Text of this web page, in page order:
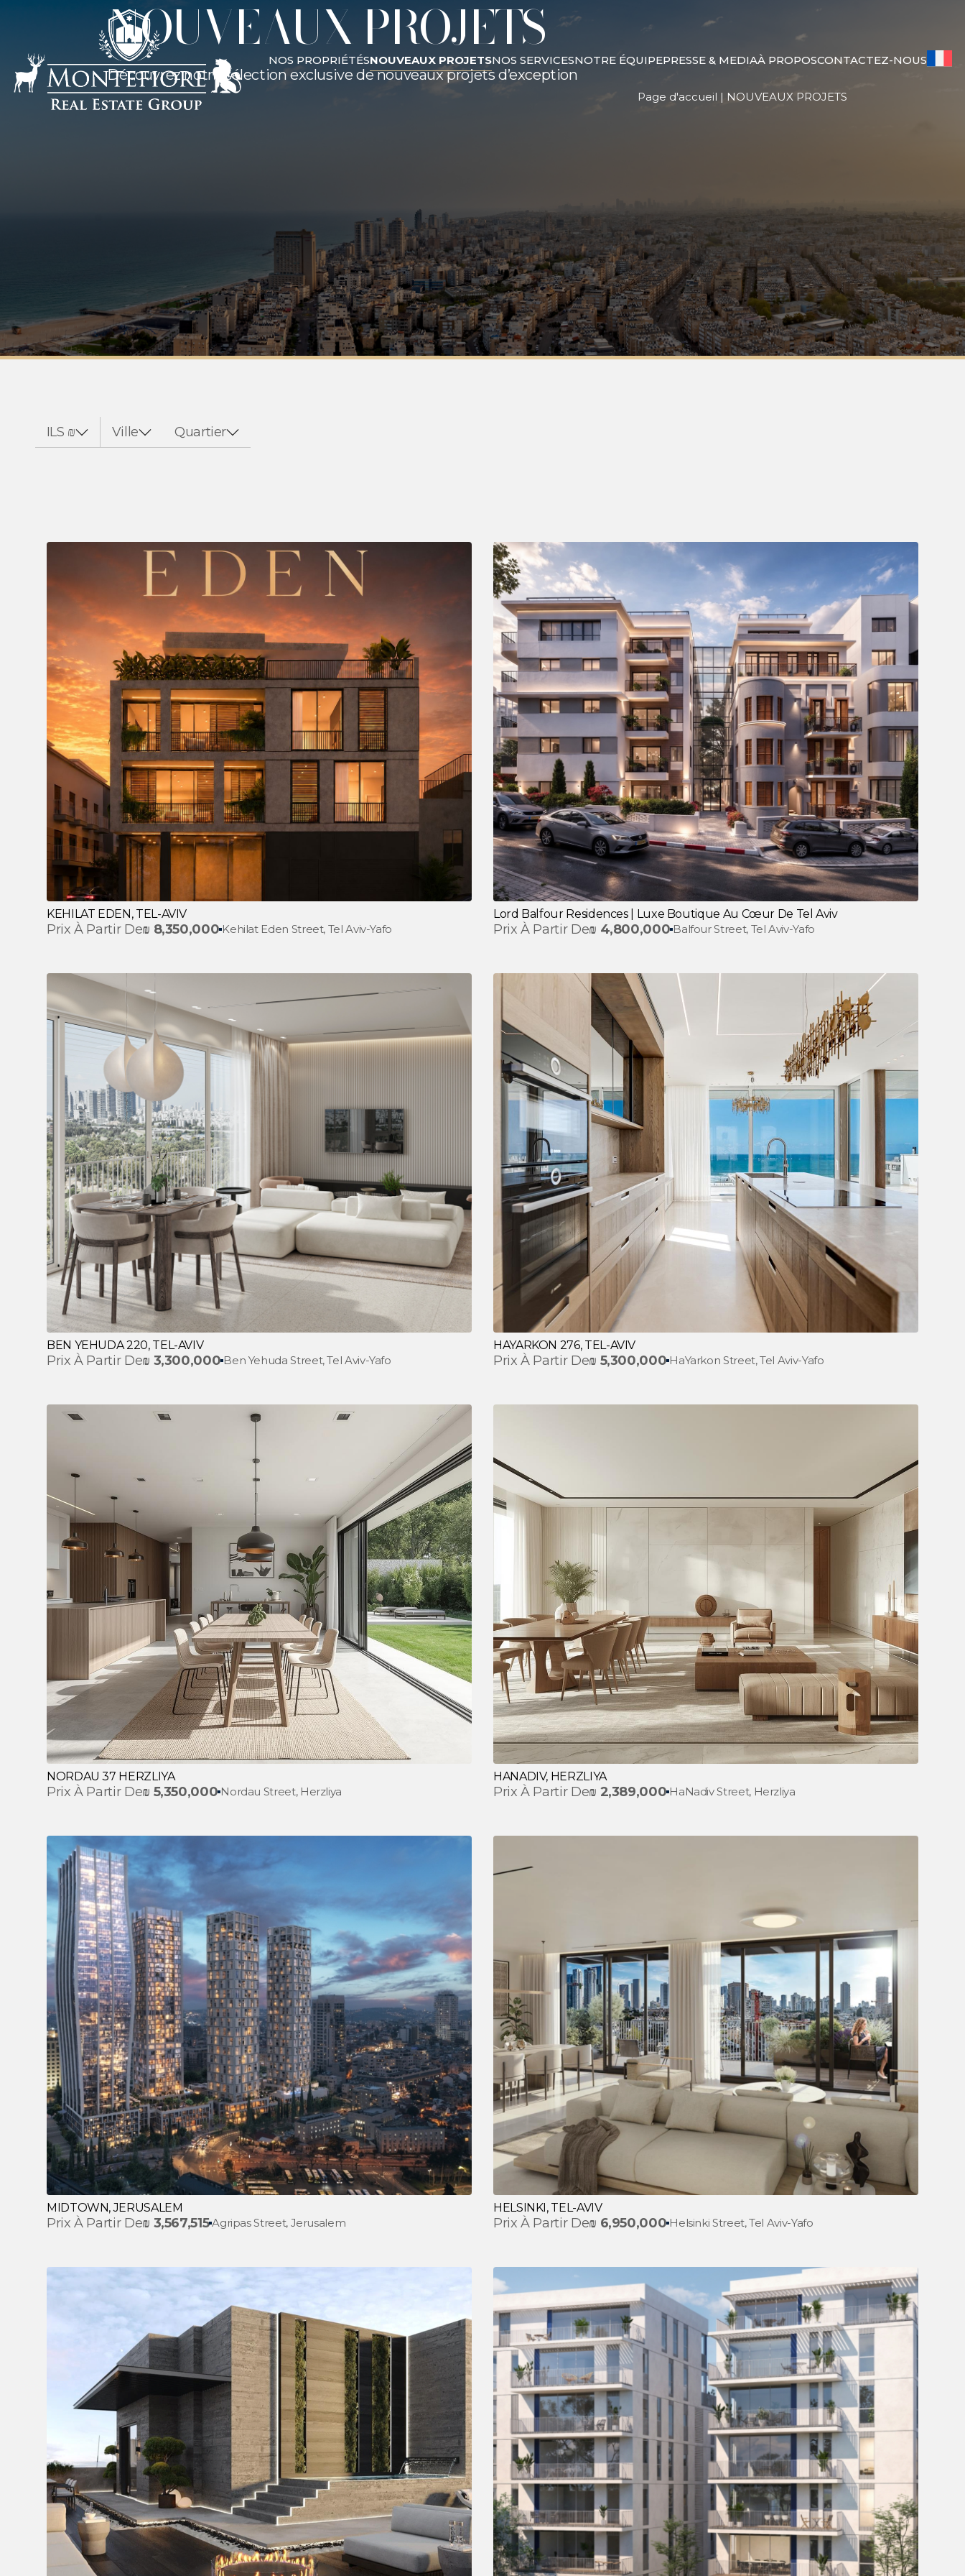
NOS PROPRIÉTÉSNOUVEAUX PROJETSNOS SERVICESNOTRE ÉQUIPEPRESSE & MEDIAÀ PROPOSCONTACTEZ-NOUS
NOUVEAUX PROJETS
Découvrez notre sélection exclusive de nouveaux projets d’exception
Page d'accueil | NOUVEAUX PROJETS
ILS ₪ Ville Quartier
KEHILAT EDEN, TEL-AVIV
Prix À Partir De₪ 8,350,000 Kehilat Eden Street, Tel Aviv-Yafo
Lord Balfour Residences | Luxe Boutique Au Cœur De Tel Aviv
Prix À Partir De₪ 4,800,000 Balfour Street, Tel Aviv-Yafo
BEN YEHUDA 220, TEL-AVIV
Prix À Partir De₪ 3,300,000 Ben Yehuda Street, Tel Aviv-Yafo
HAYARKON 276, TEL-AVIV
Prix À Partir De₪ 5,300,000 HaYarkon Street, Tel Aviv-Yafo
NORDAU 37 HERZLIYA
Prix À Partir De₪ 5,350,000 Nordau Street, Herzliya
HANADIV, HERZLIYA
Prix À Partir De₪ 2,389,000 HaNadiv Street, Herzliya
MIDTOWN, JERUSALEM
Prix À Partir De₪ 3,567,515 Agripas Street, Jerusalem
HELSINKI, TEL-AVIV
Prix À Partir De₪ 6,950,000 Helsinki Street, Tel Aviv-Yafo